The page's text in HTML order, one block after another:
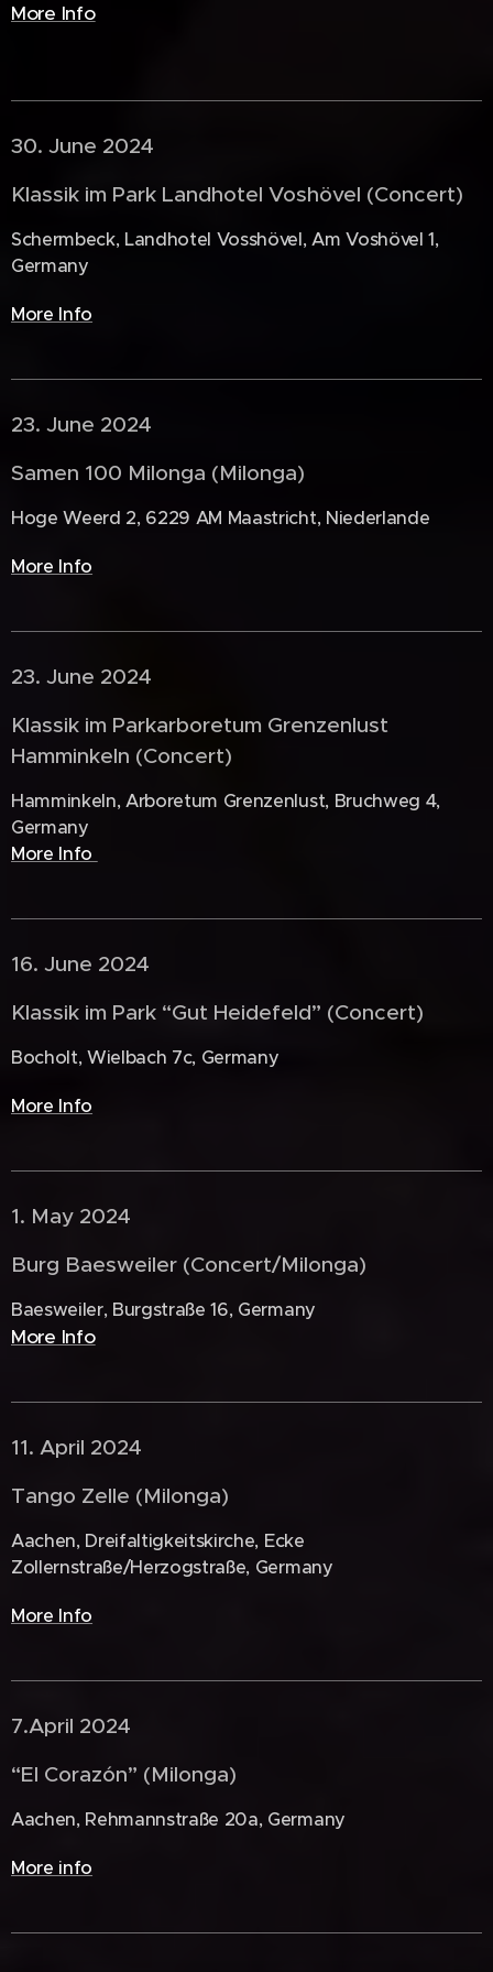
More Info
30. June 2024 🇩🇪
Klassik im Park Landhotel Voshövel (Concert)
Schermbeck, Landhotel Vosshövel, Am Voshövel 1,
Germany
More Info
23. June 2024 🇳🇱
Samen 100 Milonga (Milonga)
Hoge Weerd 2, 6229 AM Maastricht, Niederlande
More Info
23. June 2024 🇩🇪
Klassik im Parkarboretum Grenzenlust
Hamminkeln (Concert)
Hamminkeln, Arboretum Grenzenlust, Bruchweg 4,
Germany
More Info
16. June 2024 🇩🇪
Klassik im Park “Gut Heidefeld” (Concert)
Bocholt, Wielbach 7c, Germany
More Info
1. May 2024 🇩🇪
Burg Baesweiler (Concert/Milonga)
Baesweiler, Burgstraße 16, Germany
More Info
11. April 2024 🇩🇪
Tango Zelle (Milonga)
Aachen, Dreifaltigkeitskirche, Ecke
Zollernstraße/Herzogstraße, Germany
More Info
7.April 2024 🇩🇪
“El Corazón” (Milonga)
Aachen, Rehmannstraße 20a, Germany
More info